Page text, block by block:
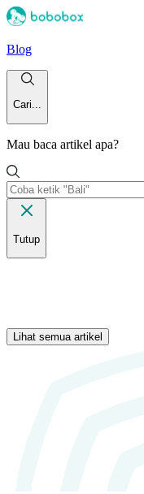
Blog
Cari...
Mau baca artikel apa?
Tutup
Lihat semua artikel